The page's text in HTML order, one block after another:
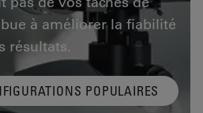
à améliorer la fiabilité
résultats.
POPULAIRES